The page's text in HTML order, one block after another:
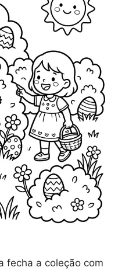
fecha a coleção com